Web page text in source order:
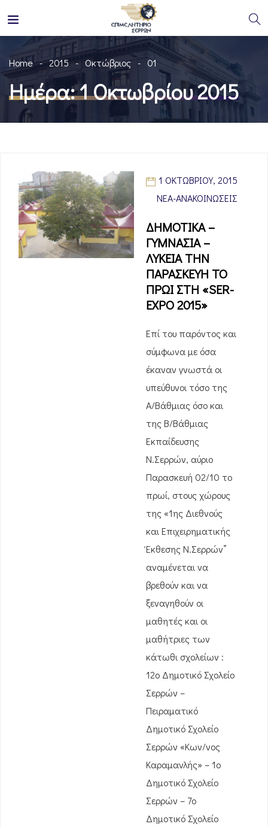
Home 2015 Οκτώβριος 01
Ημέρα:1 Οκτωβρίου 2015
1 ΟΚΤΩΒΡΊΟΥ, 2015
ΝΈΑ-ΑΝΑΚΟΙΝΏΣΕΙΣ
ΔΗΜΟΤΙΚΑ –
ΓΥΜΝΑΣΙΑ –
ΛΥΚΕΙΑ ΤΗΝ
ΠΑΡΑΣΚΕΥΗ ΤΟ
ΠΡΩΙ ΣΤΗ «SER-
EXPO 2015»
Επί του παρόντος και
σύμφωνα με όσα
έκαναν γνωστά οι
υπεύθυνοι τόσο της
Α/Βάθμιας όσο και
της Β/Βάθμιας
Εκπαίδευσης
Ν.Σερρών, αύριο
Παρασκευή 02/10 το
πρωί, στους χώρους
της «1ης Διεθνούς
και Επιχειρηματικής
Έκθεσης Ν.Σερρών”
αναμένεται να
βρεθούν και να
ξεναγηθούν οι
μαθητές και οι
μαθήτριες των
κάτωθι σχολείων :
12ο Δημοτικό Σχολείο
Σερρών –
Πειραματικό
Δημοτικό Σχολείο
Σερρών «Κων/νος
Καραμανλής» – 1ο
Δημοτικό Σχολείο
Σερρών – 7ο
Δημοτικό Σχολείο